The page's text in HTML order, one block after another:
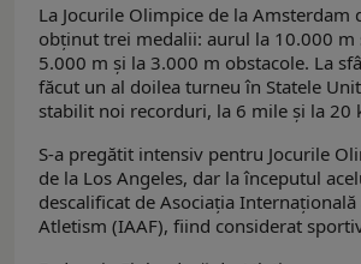
La Jocurile Olimpice de la Amsterdam
obținut trei medalii: aurul la 10.000 m
5.000 m și la 3.000 m obstacole. La
făcut un al doilea turneu în Statele
stabilit noi recorduri, la 6 mile și la 20
S-a pregătit intensiv pentru Jocurile
de la Los Angeles, dar la începutul
descalificat de Asociația
Atletism (IAAF), fiind considerat